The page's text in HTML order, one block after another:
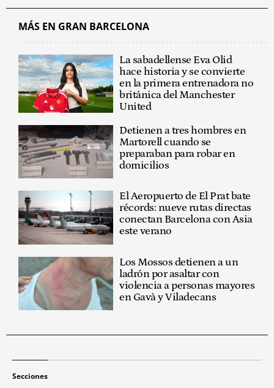
MÁS EN GRAN BARCELONA
La sabadellense Eva Olid
hace historia y se convierte
en la primera entrenadora no
británica del Manchester
United
Detienen a tres hombres en
Martorell cuando se
preparaban para robar en
domicilios
El Aeropuerto de El Prat bate
récords: nueve rutas directas
conectan Barcelona con Asia
este verano
Los Mossos detienen a un
ladrón por asaltar con
violencia a personas mayores
en Gavà y Viladecans
Secciones